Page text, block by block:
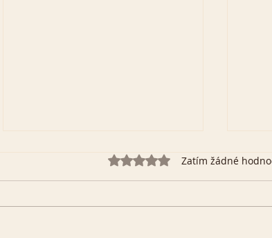
Hodnoceno 0 z 5 hvězdiček.
Zatím žádné